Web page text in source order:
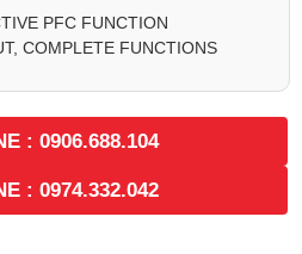
PFC FUNCTION
COMPLETE FUNCTIONS
: 0906.688.104
: 0974.332.042